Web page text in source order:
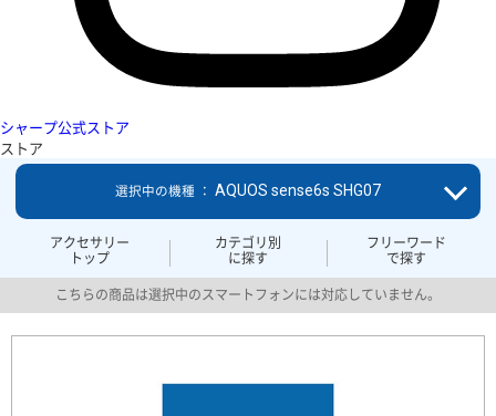
シャープ公式ストア
ストア
アクセサリー
トップ
カテゴリ別
に探す
フリーワード
で探す
選択中の機種 ： AQUOS sense6s SHG07
こちらの商品は選択中のスマートフォンには対応していません。